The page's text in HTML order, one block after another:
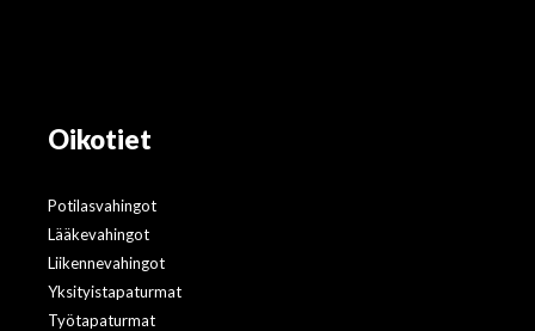
Oikotiet
Potilasvahingot
Lääkevahingot
Liikennevahingot
Yksityistapaturmat
Työtapaturmat